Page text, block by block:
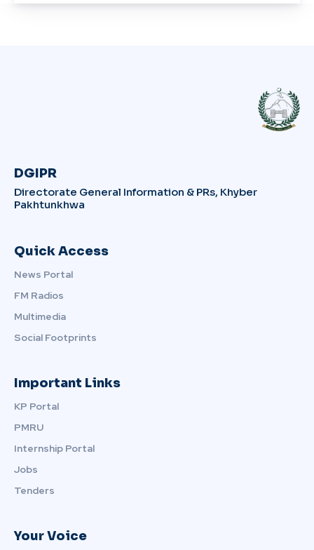
DGIPR
Directorate General Information & PRs, Khyber
Pakhtunkhwa
Quick Access
News Portal
FM Radios
Multimedia
Social Footprints
Important Links
KP Portal
PMRU
Internship Portal
Jobs
Tenders
Your Voice